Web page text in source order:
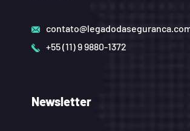
+55 (11) 9 9880-1372
Newsletter